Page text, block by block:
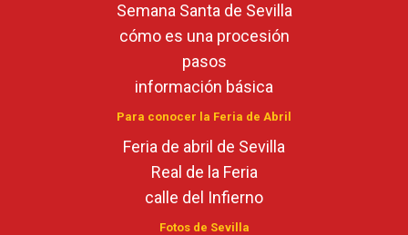
Semana Santa de Sevilla
cómo es una procesión
pasos
información básica
Para conocer la Feria de Abril
Feria de abril de Sevilla
Real de la Feria
calle del Infierno
Fotos de Sevilla